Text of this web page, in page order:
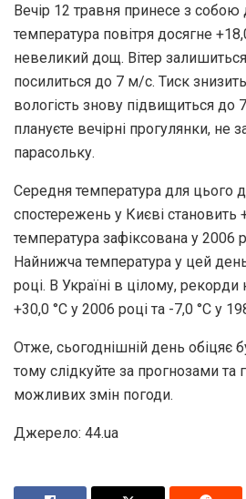
Вечір 12 травня принесе з собою
температура повітря досягне
невеликий дощ. Вітер
посилиться до 7 м/с. Тиск
вологість знову підвищиться до
плануєте вечірні прогулянки, не
парасольку.
Середня температура для цього
спостережень у Києві становить
температура зафіксована у 2006
Найнижча температура у цей
році. В Україні в цілому,
+30,0 °С у 2006 році та -7,0 °С у
Отже, сьогоднішній день обіцяє
тому слідкуйте за прогнозами та
можливих змін погоди.
Джерело: 44.ua